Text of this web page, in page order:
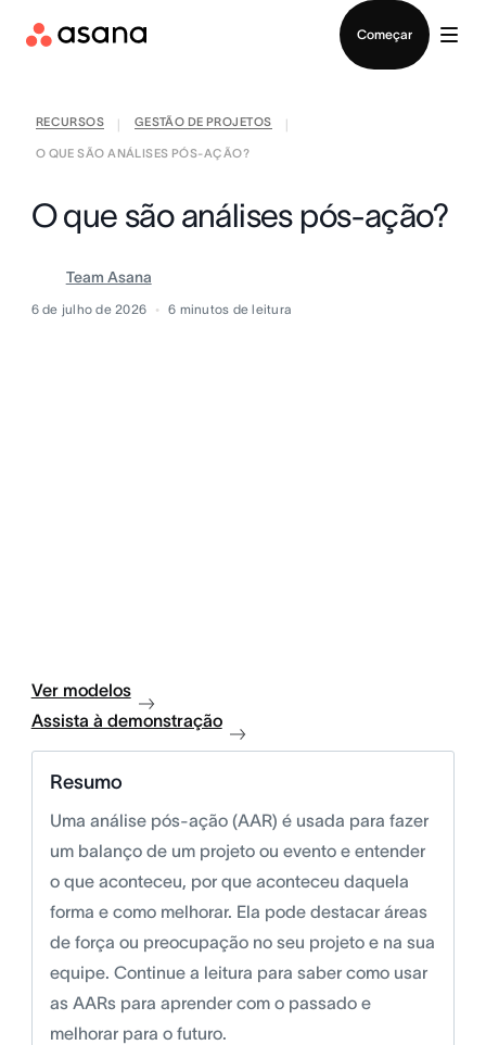
Começar
RECURSOS GESTÃO DE PROJETOS
O QUE SÃO ANÁLISES PÓS-AÇÃO?
O que são análises pós-ação?
Team Asana
6 de julho de 2026 6 minutos de leitura
Ver modelos
Assista à demonstração
Resumo
Uma análise pós-ação (AAR) é usada para fazer
um balanço de um projeto ou evento e entender
o que aconteceu, por que aconteceu daquela
forma e como melhorar. Ela pode destacar áreas
de força ou preocupação no seu projeto e na sua
equipe. Continue a leitura para saber como usar
as AARs para aprender com o passado e
melhorar para o futuro.